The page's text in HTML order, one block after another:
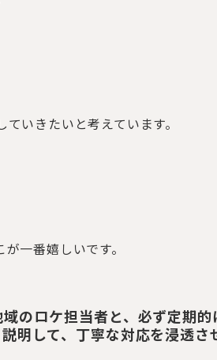
いきたいと考えています。
一番嬉しいです。
のロケ担当者と、必ず定期
明して、丁寧な対応を浸透さ